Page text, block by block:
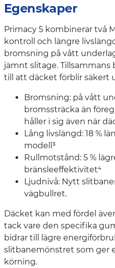
Egenskaper
Primacy 5 kombinerar två
kontroll och längre
bromsning på vått
jämnt slitage. Tillsammans
till att däcket förblir säkert
Bromsning: på vått
bromssträcka än
håller i sig även när
Lång livslängd: 18 %
modell³
Rullmotstånd: 5 %
bränsleeffektivitet⁴
Ljudnivå: Nytt
vägbullret.
Däcket kan med fördel
tack vare den specifika
bidrar till lägre
slitbanemönstret som ger
körning.